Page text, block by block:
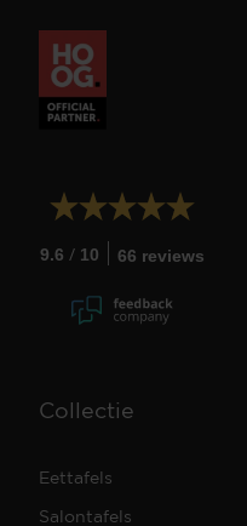
9.6 / 10 66 reviews
Collectie
Eettafels
Salontafels